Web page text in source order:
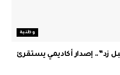
وطنية
زد”.. إصدار أكاديمي يستقرئ